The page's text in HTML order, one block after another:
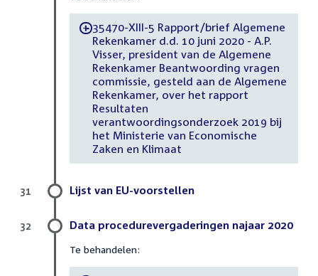
-35470-XIII-5 Rapport/brief Algemene
Rekenkamer d.d. 10 juni 2020 - A.P.
Visser, president van de Algemene
Rekenkamer Beantwoording vragen
commissie, gesteld aan de Algemene
Rekenkamer, over het rapport
Resultaten
verantwoordingsonderzoek 2019 bij
het Ministerie van Economische
Zaken en Klimaat
Lijst van EU-voorstellen
31
Data procedurevergaderingen najaar 2020
Te behandelen:
32